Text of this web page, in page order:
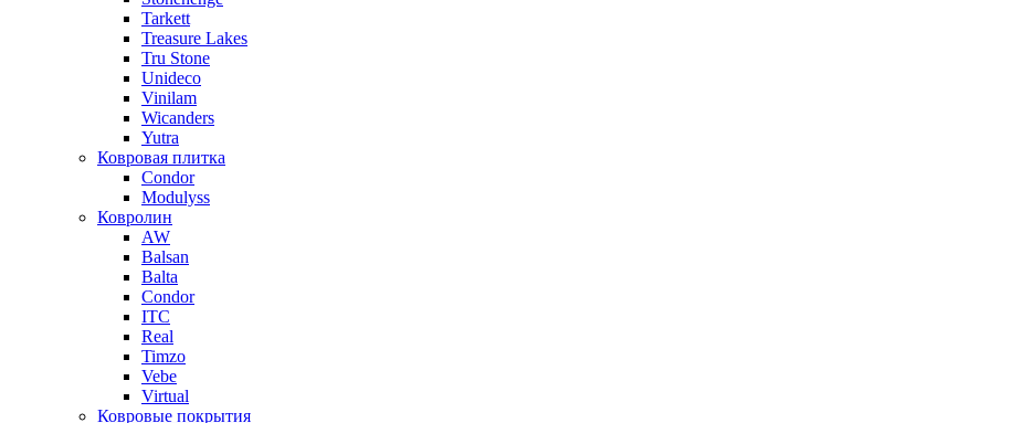
Tarkett
Treasure Lakes
Tru Stone
Unideco
Vinilam
Wicanders
Yutra
Ковровая плитка
Condor
Modulyss
Ковролин
AW
Balsan
Balta
Condor
ITC
Real
Timzo
Vebe
Virtual
Ковровые покрытия